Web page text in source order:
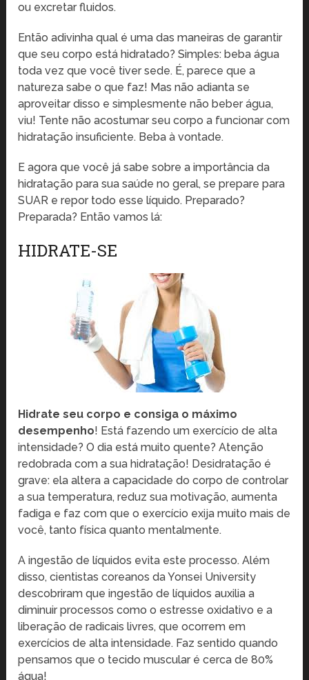
ou excretar fluidos.
Então adivinha qual é uma das maneiras de garantir
que seu corpo está hidratado? Simples: beba água
toda vez que você tiver sede. É, parece que a
natureza sabe o que faz! Mas não adianta se
aproveitar disso e simplesmente não beber água,
viu! Tente não acostumar seu corpo a funcionar com
hidratação insuficiente. Beba à vontade.
E agora que você já sabe sobre a importância da
hidratação para sua saúde no geral, se prepare para
SUAR e repor todo esse líquido. Preparado?
Preparada? Então vamos lá:
HIDRATE-SE
Hidrate seu corpo e consiga o máximo
desempenho! Está fazendo um exercício de alta
intensidade? O dia está muito quente? Atenção
redobrada com a sua hidratação! Desidratação é
grave: ela altera a capacidade do corpo de controlar
a sua temperatura, reduz sua motivação, aumenta
fadiga e faz com que o exercício exija muito mais de
você, tanto física quanto mentalmente.
A ingestão de líquidos evita este processo. Além
disso, cientistas coreanos da Yonsei University
descobriram que ingestão de líquidos auxilia a
diminuir processos como o estresse oxidativo e a
liberação de radicais livres, que ocorrem em
exercícios de alta intensidade. Faz sentido quando
pensamos que o tecido muscular é cerca de 80%
água!